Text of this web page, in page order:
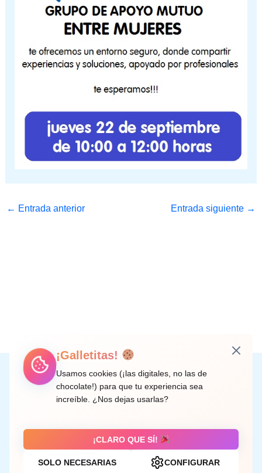
← Entrada anterior Entrada siguiente →
Instagram
Facebook
X LinkedIn
Correo electrónico
C/ Doctor Rodríguez de la Fuente, 8 València
Aviso legal
¡Galletitas!
Usamos cookies (¡las digitales, no las de
chocolate!) para que tu experiencia sea
increíble. ¿Nos dejas usarlas?
¡CLARO QUE SÍ!
SOLO NECESARIAS CONFIGURAR